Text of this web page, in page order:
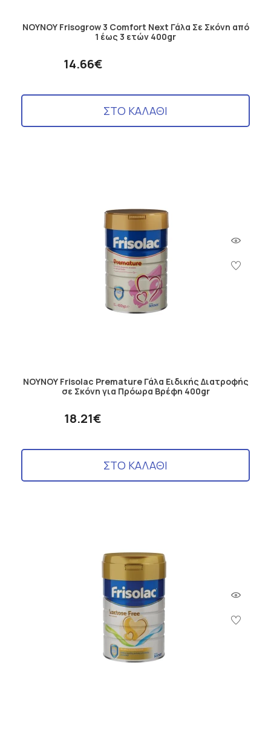
ΝΟΥΝΟΥ Frisogrow 3 Comfort Next Γάλα Σε Σκόνη από
1 έως 3 ετών 400gr
14.66€
ΣΤΟ ΚΑΛΑΘΙ
ΝΟΥΝΟΥ Frisolac Premature Γάλα Ειδικής Διατροφής
σε Σκόνη για Πρόωρα Βρέφη 400gr
18.21€
ΣΤΟ ΚΑΛΑΘΙ